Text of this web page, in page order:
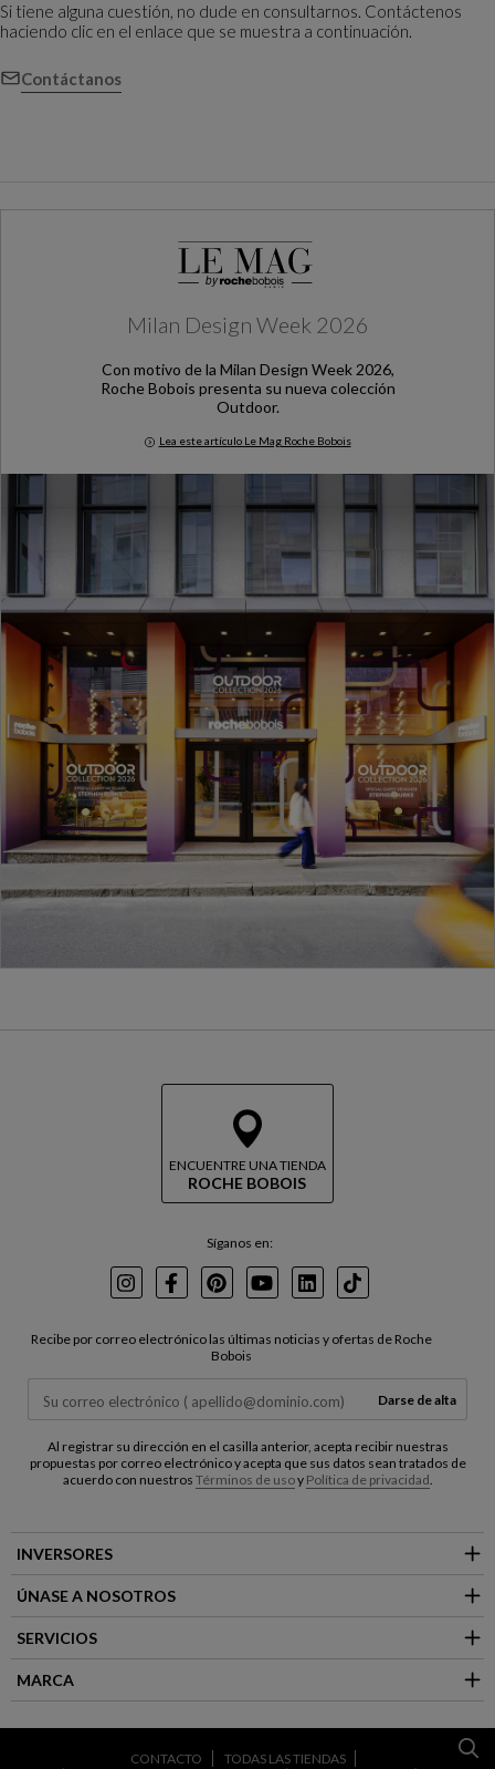
Si tiene alguna cuestión, no dude en consultarnos. Contáctenos
haciendo clic en el enlace que se muestra a continuación.
Contáctanos
Milan Design Week 2026
Con motivo de la Milan Design Week 2026,
Roche Bobois presenta su nueva colección
Outdoor.
Lea este artículo Le Mag Roche Bobois
Milan Design Week 2026
ENCUENTRE UNA TIENDA
ROCHE BOBOIS
Síganos en:
InstagramFacebookPinterest
YoutubeLinkedInTikTok
Recibe por correo electrónico las últimas noticias y ofertas de Roche
Bobois
Darse de alta
Al registrar su dirección en el casilla anterior, acepta recibir nuestras
propuestas por correo electrónico y acepta que sus datos sean tratados de
acuerdo con nuestros Términos de usoy Política de privacidad.
INVERSORES
ÚNASE A NOSOTROS
SERVICIOS
MARCA
CONTACTO
TODAS LAS TIENDAS